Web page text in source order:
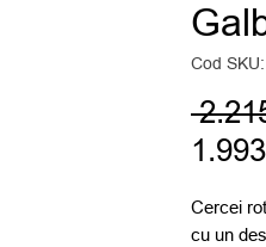
Cod
Cercei
cu un